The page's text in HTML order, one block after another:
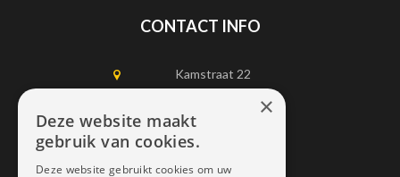
CONTACT INFO
Kamstraat 22
1750 Lennik
0497452898
×
Deze website maakt
gebruik van cookies.
Deze website gebruikt cookies om uw